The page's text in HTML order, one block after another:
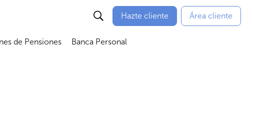
Hazte cliente Área cliente
submenú
de Pensiones
Abrir submenú
Banca Personal